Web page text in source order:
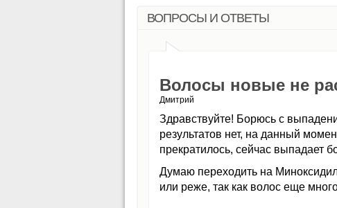
ВОПРОСЫ И ОТВЕТЫ
Волосы новые не
Дмитрий
Здравствуйте! Борюсь с
результатов нет, на данный
прекратилось, сейчас выпадает
Думаю переходить на
или реже, так как волос еще